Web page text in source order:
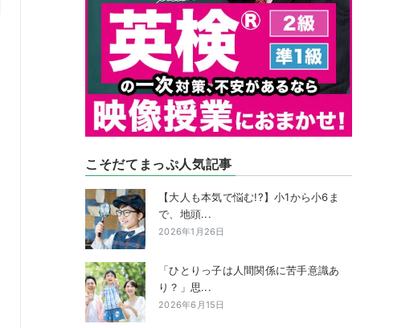
こそだてまっぷ人気記事
【大人も本気で悩む!?】小1から小6ま
で、地頭...
2026年1月26日
「ひとりっ子は人間関係に苦手意識あ
り？」思...
2026年6月15日